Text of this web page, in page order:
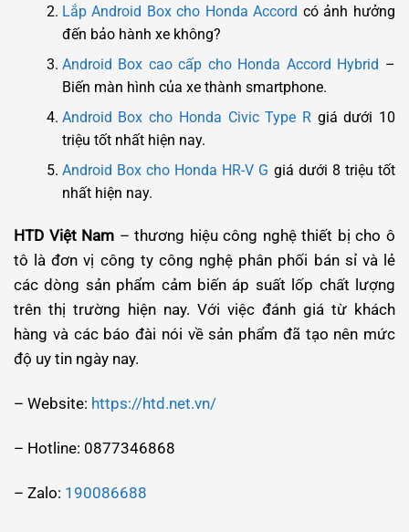
Lắp Android Box cho Honda Accord có ảnh hưởng
đến bảo hành xe không?
Android Box cao cấp cho Honda Accord Hybrid –
Biến màn hình của xe thành smartphone.
Android Box cho Honda Civic Type Rgiá dưới 10
triệu tốt nhất hiện nay.
Android Box cho Honda HR-V G giá dưới 8 triệu tốt
nhất hiện nay.
HTD Việt Nam – thương hiệu công nghệ thiết bị cho ô
tô là đơn vị công ty công nghệ phân phối bán sỉ và lẻ
các dòng sản phẩm cảm biến áp suất lốp chất lượng
trên thị trường hiện nay. Với việc đánh giá từ khách
hàng và các báo đài nói về sản phẩm đã tạo nên mức
độ uy tin ngày nay.
– Website: https://htd.net.vn/
– Hotline: 0877346868
– Zalo: 190086688